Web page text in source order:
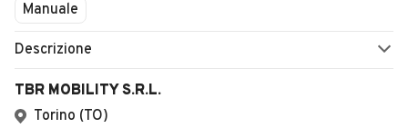
Manuale
Descrizione
TBR MOBILITY S.R.L.
Torino (TO)